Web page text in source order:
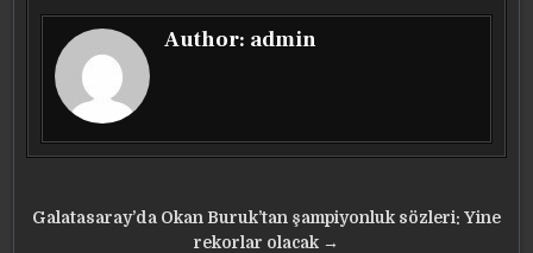
Author: admin
Yazı
Galatasaray’da Okan Buruk’tan şampiyonluk sözleri: Yine
rekorlar olacak →